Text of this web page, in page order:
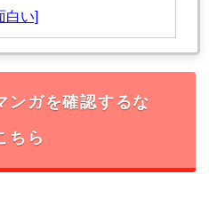
白い]
ンガを確認するな
ちら